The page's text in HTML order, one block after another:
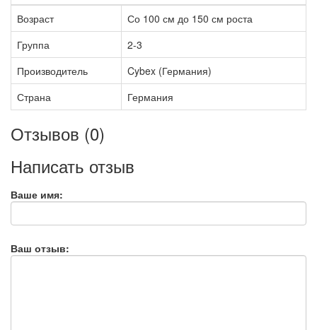
Возраст
Со 100 см до 150 см роста
Группа
2-3
Производитель
Cybex (Германия)
Страна
Германия
Отзывов (0)
Написать отзыв
Ваше имя:
Ваш отзыв: